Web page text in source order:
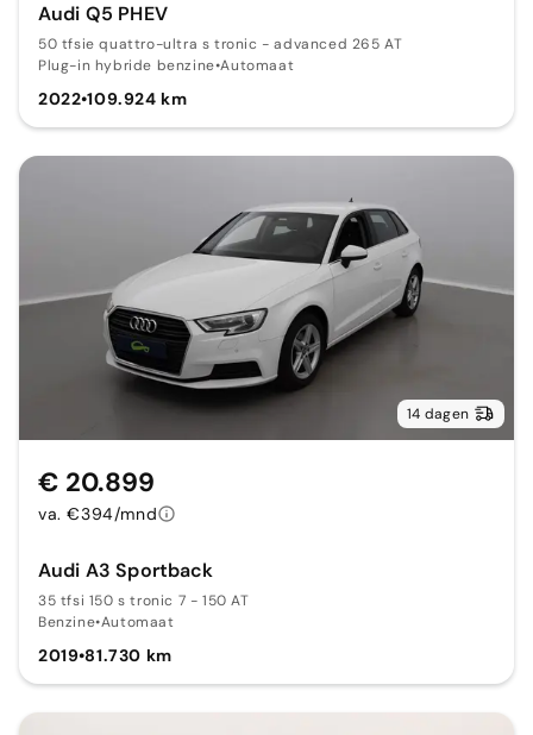
Audi Q5 PHEV
50 tfsie quattro-ultra s tronic - advanced 265 AT
Plug-in hybride benzine•Automaat
2022•109.924 km
14 dagen
Audi A3 Sportback
35 tfsi 150 s tronic 7 - 150 AT
Benzine•Automaat
2019•81.730 km
€ 20.899
va. €394/mnd